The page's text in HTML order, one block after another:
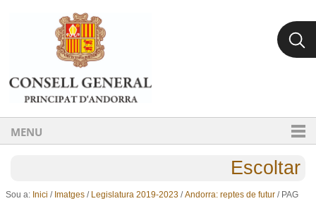
Ves al contingut.
Salta a la navegació
MENU
Escoltar
Sou a: Inici / Imatges / Legislatura 2019-2023 /Andorra: reptes de futur / PAG